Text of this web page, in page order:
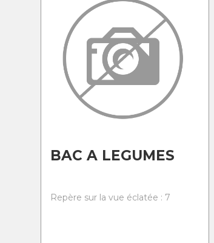
BAC A LEGUMES
Repère sur la vue éclatée : 7